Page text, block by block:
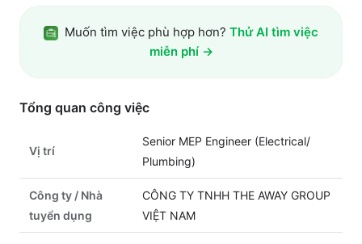
Muốn tìm việc phù hợp hơn? Thử AI tìm việc
miễn phí →
Tổng quan công việc
Vị trí
Senior MEP Engineer (Electrical/
Plumbing)
Công ty / Nhà
tuyển dụng
CÔNG TY TNHH THE AWAY GROUP
VIỆT NAM